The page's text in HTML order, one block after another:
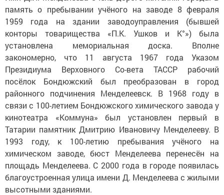
память о пребывании учёного на заводе 8 февраля
1959 года на здании заводоуправления (бывшей
конторы товарищества «П.К. Ушков и К°») была
установлена мемориальная доска. Вполне
закономерно, что 11 августа 1967 года Указом
Президиума Верховного Со-вета ТАССР рабочий
посёлок Бондюжский был преобразован в город
районного подчинения Менделеевск. В 1968 году в
связи с 100-летием Бондюжскогохимического завода у
кинотеатра «Коммуна» был установлен первый в
Татарии памятник Дмитрию Ивановичу Менделееву. В
1993 году, к 100-летию пребывания учёного на
химическом заводе, бюст Менделеева перенесён на
площадь Менделеева. С 2000 года в городе появилась
благоустроенная улица имени Д. Менделеева с жилыми
высотными зданиями.